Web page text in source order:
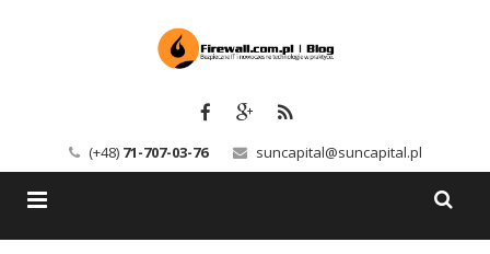
(+48) 71-707-03-76 suncapital@suncapital.pl